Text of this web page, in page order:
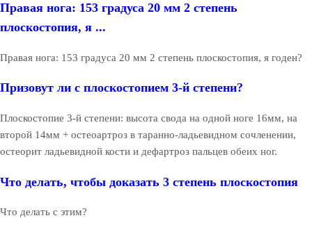
Правая нога: 153 градуса 20 мм 2 степень
плоскостопия, я ...
Правая нога: 153 градуса 20 мм 2 степень плоскостопия, я годен?
Призовут ли с плоскостопием 3-й степени?
Плоскостопие 3-й степени: высота свода на одной ноге 16мм, на
второй 14мм + остеоартроз в таранно-ладьевидном сочленении,
остеорит ладьевидной кости и дефартроз пальцев обеих ног.
Что делать, чтобы доказать 3 степень плоскостопия
Что делать с этим?